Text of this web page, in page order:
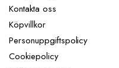
Kontakta oss
Köpvillkor
Personuppgiftspolicy
Cookiepolicy